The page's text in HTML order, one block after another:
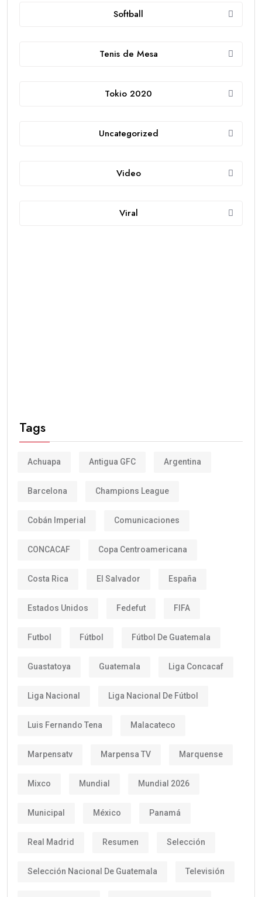
Softball
Tenis de Mesa
Tokio 2020
Uncategorized
Video
Viral
Tags
Achuapa Antigua GFC Argentina
Barcelona Champions League
Cobán Imperial Comunicaciones
CONCACAF Copa Centroamericana
Costa Rica El Salvador España
Estados Unidos Fedefut FIFA
Futbol Fútbol Fútbol De Guatemala
Guastatoya Guatemala Liga Concacaf
Liga Nacional Liga Nacional De Fútbol
Luis Fernando Tena Malacateco
Marpensatv Marpensa TV Marquense
Mixco Mundial Mundial 2026
Municipal México Panamá
Real Madrid Resumen Selección
Selección Nacional De Guatemala Televisión